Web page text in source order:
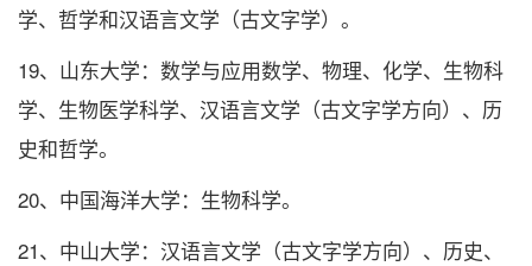
学、哲学和汉语言文学（古文字学）。
19、山东大学：数学与应用数学、物理、化学、生物科
学、生物医学科学、汉语言文学（古文字学方向）、历
史和哲学。
20、中国海洋大学：生物科学。
21、中山大学：汉语言文学（古文字学方向）、历史、